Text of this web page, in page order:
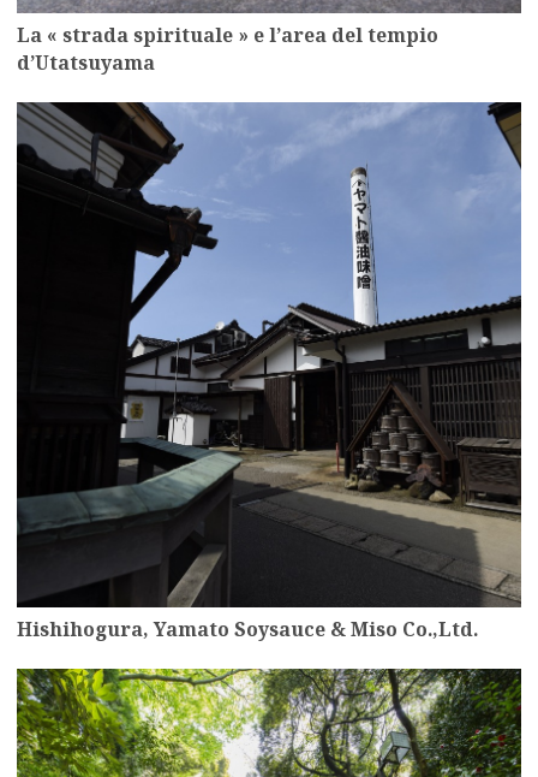
La « strada spirituale » e l’area del tempio
d’Utatsuyama
Hishihogura, Yamato Soysauce & Miso Co.,Ltd.
more
more